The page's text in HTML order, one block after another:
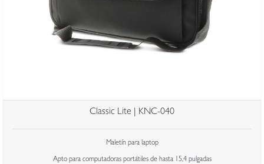
Classic Lite | KNC-040
Maletín para laptop
Apto para computadoras portátiles de hasta 15,4 pulgadas